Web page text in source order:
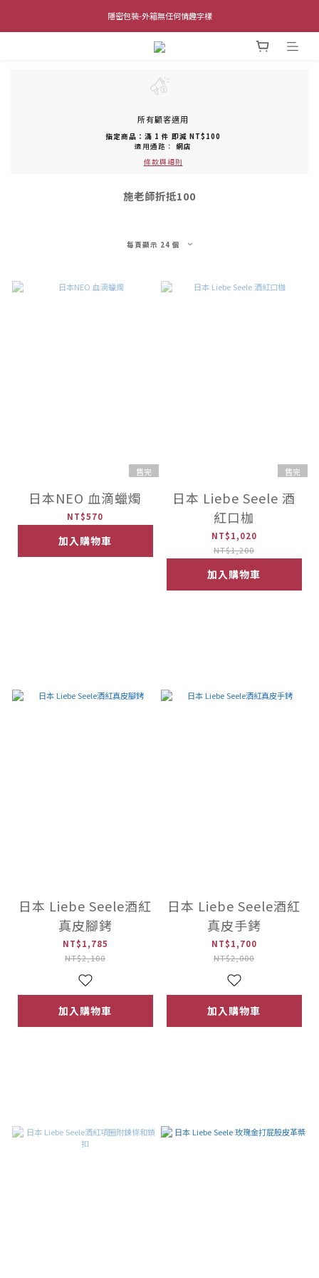
全館單筆滿$1,000 超商取貨免運費 (不含離島及海外地區)
隱密包裝-外箱無任何情趣字樣
全館單筆滿$1,000 超商取貨免運費 (不含離島及海外地區)
所有顧客適用
指定商品：滿 1 件 即減 NT$100
適用通路： 網店
條款與細則
施老師折抵100
每頁顯示 24 個
售完
日本NEO 血滴蠟燭
NT$570
加入購物車
售完
日本 Liebe Seele 酒
紅口枷
NT$1,020
NT$1,200
加入購物車
日本 Liebe Seele酒紅
真皮腳銬
NT$1,785
NT$2,100
加入購物車
日本 Liebe Seele酒紅
真皮手銬
NT$1,700
NT$2,000
加入購物車